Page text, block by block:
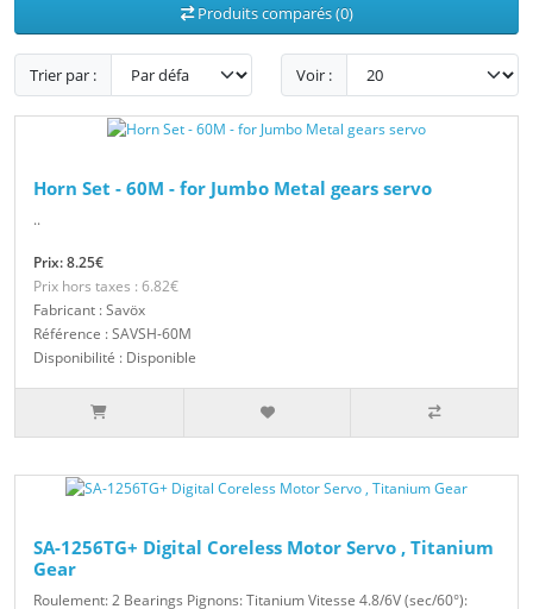
Produits comparés (0)
Trier par : Voir :
Horn Set - 60M - for Jumbo Metal gears servo
..
Prix: 8.25€
Prix hors taxes : 6.82€
Fabricant : Savöx
Référence : SAVSH-60M
Disponibilité : Disponible
SA-1256TG+ Digital Coreless Motor Servo , Titanium
Gear
Roulement: 2 Bearings Pignons: Titanium Vitesse 4.8/6V (sec/60°):